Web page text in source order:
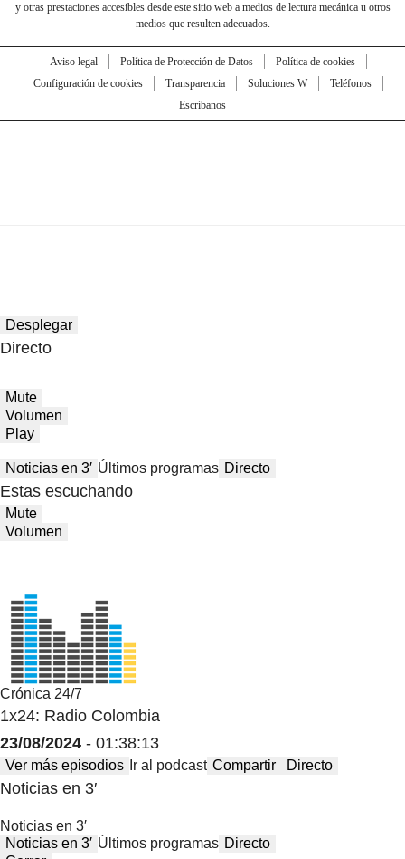
y otras prestaciones accesibles desde este sitio web a medios de lectura mecánica u otros
medios que resulten adecuados.
Aviso legal Política de Protección de Datos
Política de cookies
Configuración de cookies
Transparencia Soluciones W
Teléfonos
Escríbanos
Desplegar
Directo
Mute
Volumen
Play
Noticias en 3′ Últimos programas Directo
Estas escuchando
Mute
Volumen
Crónica 24/7
1x24: Radio Colombia
23/08/2024 - 01:38:13
Ver más episodios Ir al podcast Compartir Directo
Noticias en 3′
Noticias en 3′
Noticias en 3′ Últimos programas Directo